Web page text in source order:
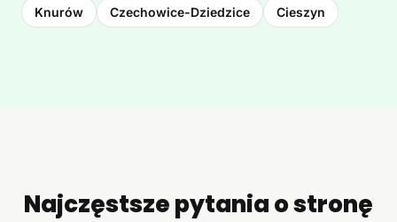
Knurów Czechowice-Dziedzice Cieszyn
Najczęstsze pytania o stronę